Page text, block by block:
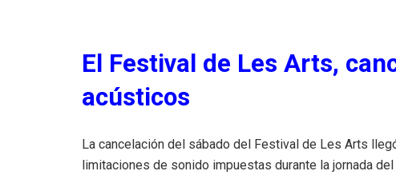
El Festival de Les Arts,
acústicos
La cancelación del sábado del Festival de Les Arts
limitaciones de sonido impuestas durante la jornada del